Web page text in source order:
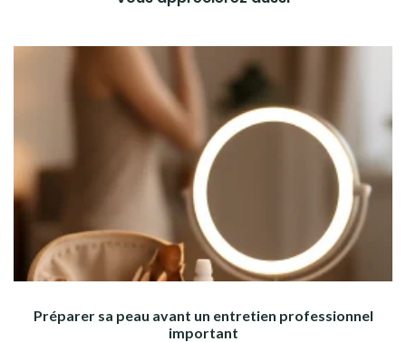
Préparer sa peau avant un entretien professionnel
important